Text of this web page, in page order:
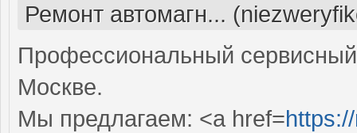
Ремонт автомагн...
Профессиональный
Москве.
Мы предлагаем: <a href=